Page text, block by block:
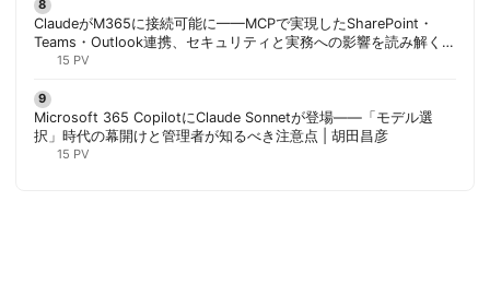
ClaudeがM365に接続可能に——MCPで実現したSharePoint・
Teams・Outlook連携、セキュリティと実務への影響を読み解く |
胡田昌彦
15 PV
Microsoft 365 CopilotにClaude Sonnetが登場——「モデル選
択」時代の幕開けと管理者が知るべき注意点 | 胡田昌彦
15 PV